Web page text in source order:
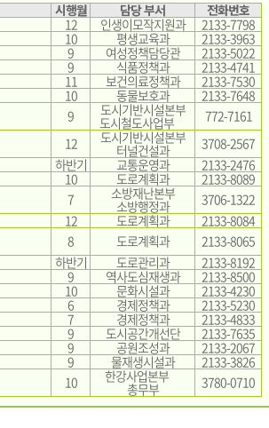
시행월 담당 부서 전화번호
12 인생이모작지원과
2133-7798
10 평생교육과
2133-3963
9 여성정책담당관
2133-5022
9 식품정책과
2133-4741
11 보건의료정책과
2133-7530
10 동물보호과 2133-7648
9 도시기반시설본부
도시철도사업부
772-7161
12 도시기반시설본부
터널건설과
3708-2567
하반기 교통운영과
2133-2476
10 도로계획과
2133-8089
7 소방재난본부
소방행정과
3706-1322
12 도로계획과
2133-8084
8 도로계획과
2133-8065
하반기 도로관리과
2133-8192
9 역사도심재생과
2133-8500
10 문화시설과
2133-4230
6 경제정책과
2133-5230
7 경제정책과
2133-4833
9 도시공간개선단
2133-7635
9 공원조성과
2133-2067
9 물재생시설과
2133-3826
10 한강사업본부
총무부 3780-0710